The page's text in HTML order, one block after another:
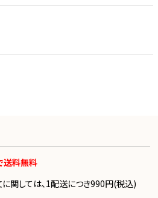
送料無料
関しては、1配送につき990円(税込)